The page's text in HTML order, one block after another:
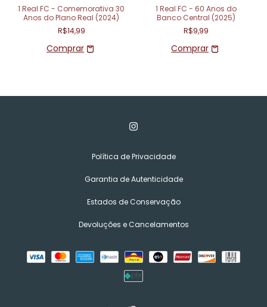
1 Real FC - Comemorativa 30
Anos do Plano Real (2024)
R$14,99
1 Real FC - 60 Anos do
Banco Central (2025)
R$9,99
Política de Privacidade
Garantia de Autenticidade
Estados de Conservação
Devoluções e Cancelamentos